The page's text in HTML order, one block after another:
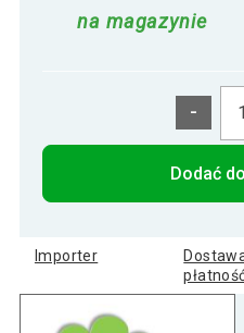
na magazynie
-
Dodać
Importer